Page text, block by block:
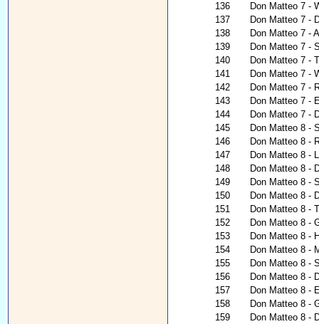
136
Don Matteo 7 -
137
Don Matteo 7 -
138
Don Matteo 7 -
139
Don Matteo 7 -
140
Don Matteo 7 -
141
Don Matteo 7 -
142
Don Matteo 7 -
143
Don Matteo 7 -
144
Don Matteo 7 -
145
Don Matteo 8 -
146
Don Matteo 8 -
147
Don Matteo 8 -
148
Don Matteo 8 -
149
Don Matteo 8 -
150
Don Matteo 8 -
151
Don Matteo 8 -
152
Don Matteo 8 -
153
Don Matteo 8 -
154
Don Matteo 8 -
155
Don Matteo 8 -
156
Don Matteo 8 -
157
Don Matteo 8 -
158
Don Matteo 8 -
159
Don Matteo 8 -